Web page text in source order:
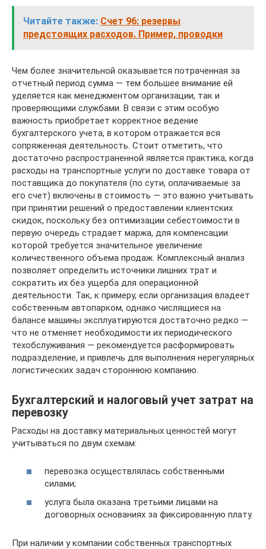
Читайте также: Счет 96: резервы
предстоящих расходов. Пример, проводки
Чем более значительной оказывается потраченная за
отчетный период сумма — тем большее внимание ей
уделяется как менеджментом организации, так и
проверяющими службами. В связи с этим особую
важность приобретает корректное ведение
бухгалтерского учета, в котором отражается вся
сопряженная деятельность. Стоит отметить, что
достаточно распространенной является практика, когда
расходы на транспортные услуги по доставке товара от
поставщика до покупателя (по сути, оплачиваемые за
его счет) включены в стоимость — это важно учитывать
при принятии решений о предоставлении клиентских
скидок, поскольку без оптимизации себестоимости в
первую очередь страдает маржа, для компенсации
которой требуется значительное увеличение
количественного объема продаж. Комплексный анализ
позволяет определить источники лишних трат и
сократить их без ущерба для операционной
деятельности. Так, к примеру, если организация владеет
собственным автопарком, однако числящиеся на
балансе машины эксплуатируются достаточно редко —
что не отменяет необходимости их периодического
техобслуживания — рекомендуется расформировать
подразделение, и привлечь для выполнения нерегулярных
логистических задач стороннюю компанию.
Бухгалтерский и налоговый учет затрат на
перевозку
Расходы на доставку материальных ценностей могут
учитываться по двум схемам:
перевозка осуществлялась собственными
силами;
услуга была оказана третьими лицами на
договорных основаниях за фиксированную плату.
При наличии у компании собственных транспортных